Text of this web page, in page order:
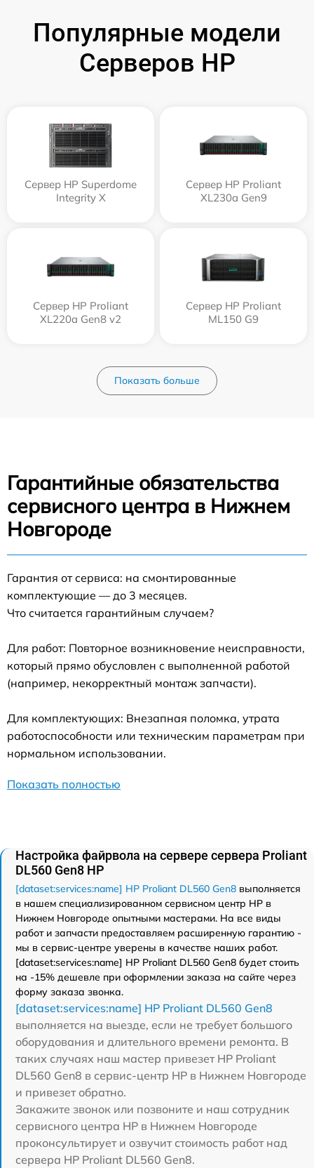
Популярные модели
Серверов HP
Сервер HP Superdome
Integrity Х
Сервер HP Proliant
XL230a Gen9
Сервер HP Proliant
XL220a Gen8 v2
Сервер HP Proliant
ML150 G9
Показать больше
Гарантийные обязательства
сервисного центра в Нижнем
Новгороде
Гарантия от сервиса: на смонтированные
комплектующие — до 3 месяцев.
Что считается гарантийным случаем?
Для работ: Повторное возникновение неисправности,
который прямо обусловлен с выполненной работой
(например, некорректный монтаж запчасти).
Для комплектующих: Внезапная поломка, утрата
работоспособности или техническим параметрам при
нормальном использовании.
Показать полностью
Настройка файрвола на сервере сервера Proliant
DL560 Gen8 HP
[dataset:services:name] HP Proliant DL560 Gen8 выполняется
в нашем специализированном сервисном центр HP в
Нижнем Новгороде опытными мастерами. На все виды
работ и запчасти предоставляем расширенную гарантию -
мы в сервис-центре уверены в качестве наших работ.
[dataset:services:name] HP Proliant DL560 Gen8 будет стоить
на -15% дешевле при оформлении заказа на сайте через
форму заказа звонка.
[dataset:services:name] HP Proliant DL560 Gen8
выполняется на выезде, если не требует большого
оборудования и длительного времени ремонта. В
таких случаях наш мастер привезет HP Proliant
DL560 Gen8 в сервис-центр HP в Нижнем Новгороде
и привезет обратно.
Закажите звонок или позвоните и наш сотрудник
сервисного центра HP в Нижнем Новгороде
проконсультирует и озвучит стоимость работ над
сервера HP Proliant DL560 Gen8.